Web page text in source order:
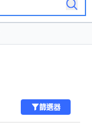
篩選器